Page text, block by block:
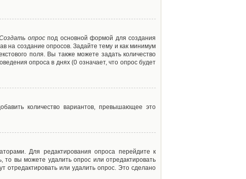
опроспод основной формой для создания
на создание опросов. Задайте тему и как минимум
поля. Вы также можете задать количество
опроса в днях (0 означает, что опрос будет
количество вариантов, превышающее это
Для редактирования опроса перейдите к
то вы можете удалить опрос или отредактировать
отредактировать или удалить опрос. Это сделано